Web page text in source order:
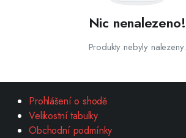
Nic nenalezeno!
Produkty nebyly nalezeny.
Prohlášení o shodě
Velikostní tabulky
Obchodní podmínky